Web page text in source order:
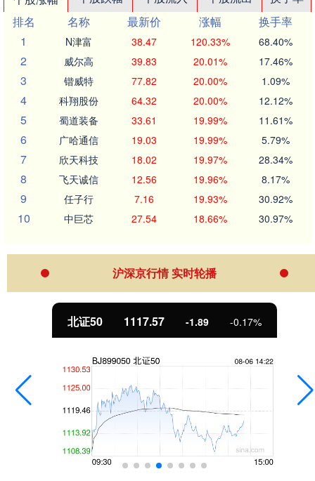
排名
名称 最新价 涨幅
换手率
1
N津富 38.47 120.33% 68.40%
2 威尔高 39.83 20.01% 17.46%
3 锴威特 77.82 20.00% 1.09%
4 科翔股份 64.32 20.00% 12.12%
5 蜀道装备 33.61 19.99% 11.61%
6 广哈通信 19.03 19.99% 5.79%
7 欣天科技 18.02 19.97% 28.34%
8 飞天诚信 12.56 19.96% 8.17%
9 任子行 7.16 19.93% 30.92%
10 中巨芯 27.54 18.66% 30.97%
沪深京行情 实时轮播
北证50 1117.57 -1.89 -0.17%